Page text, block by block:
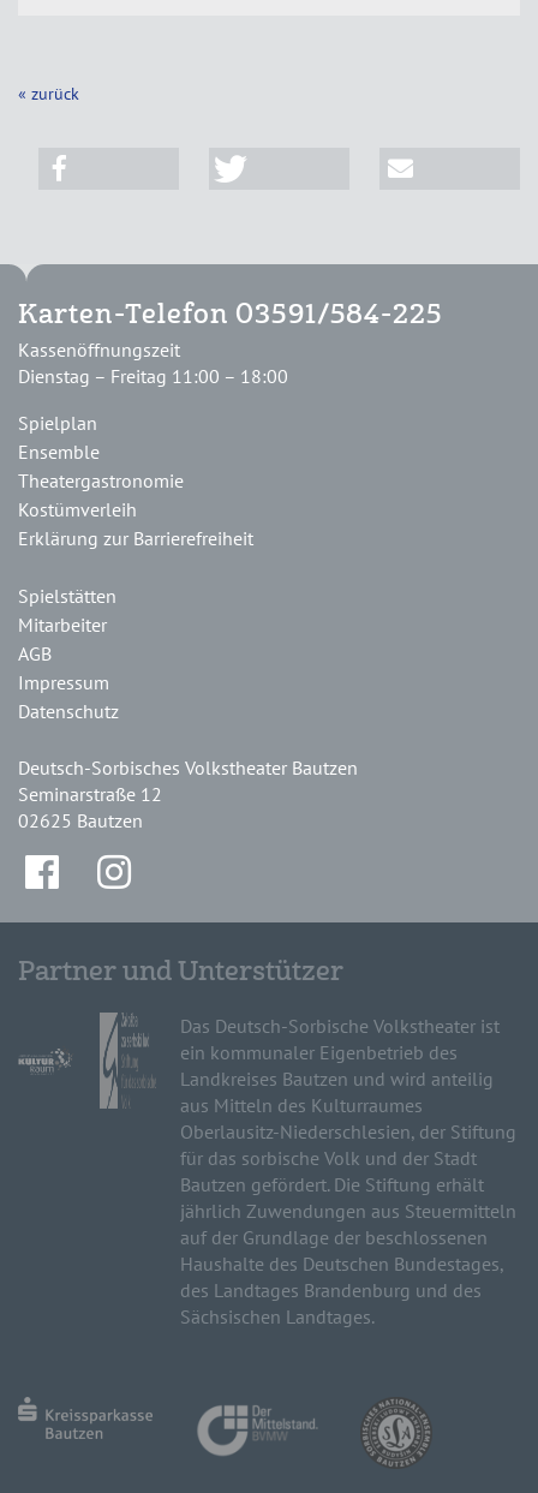
« zurück
Karten-Telefon 03591/584-225
Kassenöffnungszeit
Dienstag – Freitag 11:00 – 18:00
Spielplan
Ensemble
Theatergastronomie
Kostümverleih
Erklärung zur Barrierefreiheit
Spielstätten
Mitarbeiter
AGB
Impressum
Datenschutz
Deutsch-Sorbisches Volkstheater Bautzen
Seminarstraße 12
02625 Bautzen
Partner und Unterstützer
Das Deutsch-Sorbische Volkstheater ist
ein kommunaler Eigenbetrieb des
Landkreises Bautzen und wird anteilig
aus Mitteln des Kulturraumes
Oberlausitz-Niederschlesien, der Stiftung
für das sorbische Volk und der Stadt
Bautzen gefördert. Die Stiftung erhält
jährlich Zuwendungen aus Steuermitteln
auf der Grundlage der beschlossenen
Haushalte des Deutschen Bundestages,
des Landtages Brandenburg und des
Sächsischen Landtages.